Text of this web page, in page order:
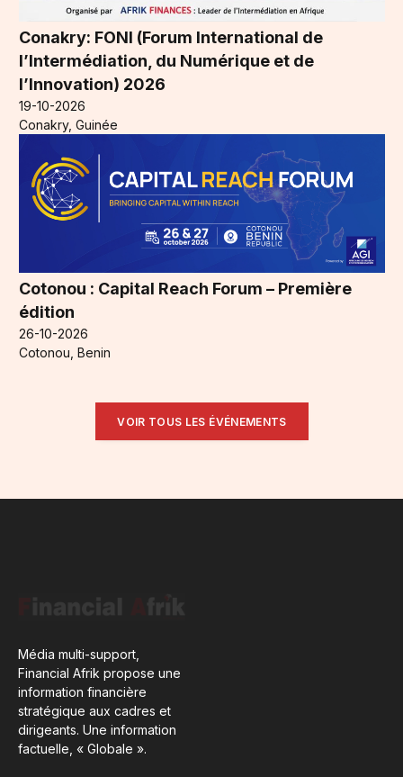
Conakry: FONI (Forum International de
l’Intermédiation, du Numérique et de
l’Innovation) 2026
19-10-2026
Conakry, Guinée
Cotonou : Capital Reach Forum – Première
édition
26-10-2026
Cotonou, Benin
VOIR TOUS LES ÉVÉNEMENTS
Média multi-support,
Financial Afrik propose une
information financière
stratégique aux cadres et
dirigeants. Une information
factuelle, « Globale ».